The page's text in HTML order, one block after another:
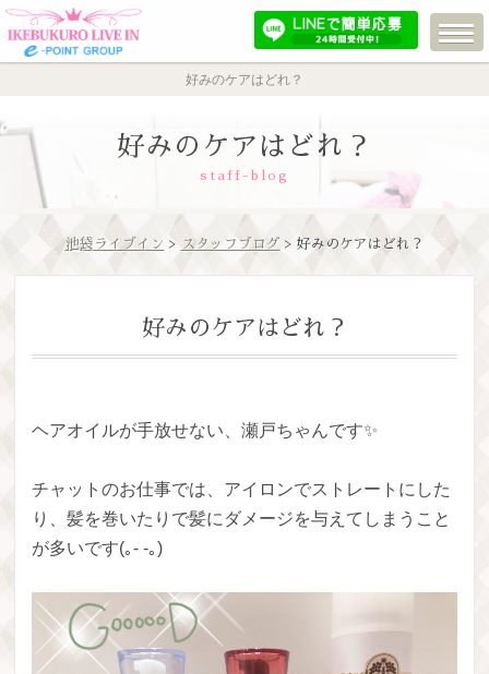
好みのケアはどれ？
好みのケアはどれ？
staff-blog
池袋ライブイン > スタッフブログ> 好みのケアはどれ？
好みのケアはどれ？
ヘアオイルが手放せない、瀬戸ちゃんです✨
チャットのお仕事では、アイロンでストレートにした
り、髪を巻いたりで髪にダメージを与えてしまうこと
が多いです(｡- -｡)